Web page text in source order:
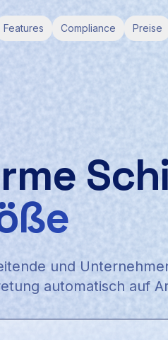
Features Compliance Preise
und
automatisch auf